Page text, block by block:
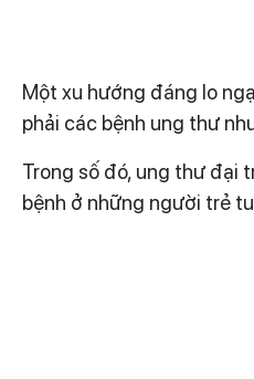
Một xu hướng đáng lo
phải các bệnh ung thư
Trong số đó, ung thư đại
bệnh ở những người trẻ